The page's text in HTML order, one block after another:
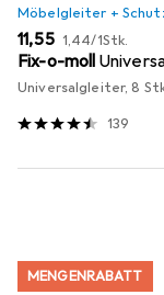
Möbelgleiter +
EUR
11,55 EUR
1,44/1Stk.
Fix-o-moll
Universalgleiter, 8
139
MENGENRABATT